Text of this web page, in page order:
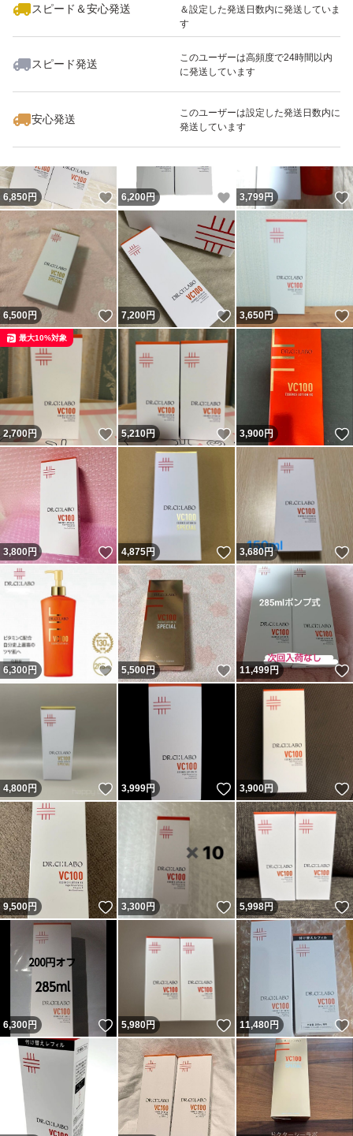
スピード＆安心発送
＆設定した発送日数内に発送していま
す
スピード発送
このユーザーは高頻度で24時間以内
に発送しています
安心発送
このユーザーは設定した発送日数内に
発送しています
いいね！
6,800
6,850円 いいね！
6,200円 いいね！
3,799円
6,500円 いいね！
7,200円 いいね！
3,650円
2,700円 いいね！
最大10%対象
5,210円 いいね！
3,900円
3,800円 いいね！
4,875円 いいね！
3,680円
6,300円 いいね！
5,500円 いいね！
11,499円
4,800円 いいね！
3,999円 いいね！
3,900円
9,500円 いいね！
3,300円 いいね！
5,998円
6,300円 いいね！
5,980円 いいね！
11,480円